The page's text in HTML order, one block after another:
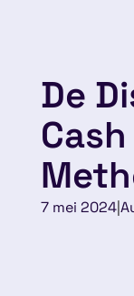
De
7 mei 2024|